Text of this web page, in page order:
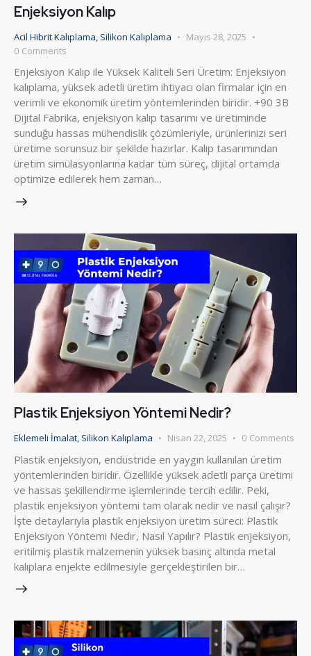
Enjeksiyon Kalıp
Acil Hibrit Kalıplama, Silikon Kalıplama
Mayıs 28, 2025
0 Comments
Enjeksiyon Kalıp ile Yüksek Kaliteli Seri Üretim: Enjeksiyon
kalıplama, yüksek adetli üretim ihtiyacı olan firmalar için en
verimli ve ekonomik üretim yöntemlerinden biridir. +90 3B
Dijital Fabrika, enjeksiyon kalıp tasarımı ve üretiminde
sunduğu hassas mühendislik çözümleriyle, ürünlerinizi seri
üretime sorunsuz bir şekilde hazırlar. Kalıp tasarımından
üretim simülasyonlarına kadar tüm süreç, dijital ortamda
optimize edilerek hem zaman…
Plastik Enjeksiyon Yöntemi Nedir?
Eklemeli İmalat, Silikon Kalıplama Nisan 22, 2025 0 Comments
Plastik enjeksiyon, endüstride en yaygın kullanılan üretim
yöntemlerinden biridir. Özellikle yüksek adetli parça üretimi
ve hassas şekillendirme işlemlerinde tercih edilir. Peki,
plastik enjeksiyon yöntemi tam olarak nedir ve nasıl çalışır?
İşte detaylarıyla plastik enjeksiyon üretim süreci: Plastik
Enjeksiyon Yöntemi Nedir, Nasıl Yapılır? Plastik enjeksiyon,
eritilmiş plastik malzemenin yüksek basınç altında metal
kalıplara enjekte edilmesiyle gerçekleştirilen bir…